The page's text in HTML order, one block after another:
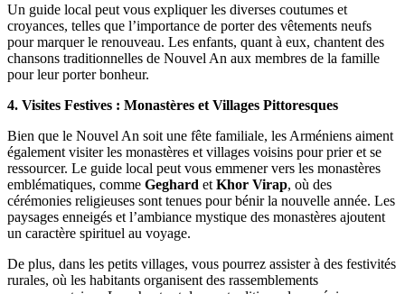
Un guide local peut vous expliquer les diverses coutumes et
croyances, telles que l’importance de porter des vêtements neufs
pour marquer le renouveau. Les enfants, quant à eux, chantent des
chansons traditionnelles de Nouvel An aux membres de la famille
pour leur porter bonheur.
4. Visites Festives : Monastères et Villages Pittoresques
Bien que le Nouvel An soit une fête familiale, les Arméniens aiment
également visiter les monastères et villages voisins pour prier et se
ressourcer. Le guide local peut vous emmener vers les monastères
emblématiques, comme Geghard et Khor Virap, où des
cérémonies religieuses sont tenues pour bénir la nouvelle année. Les
paysages enneigés et l’ambiance mystique des monastères ajoutent
un caractère spirituel au voyage.
De plus, dans les petits villages, vous pourrez assister à des festivités
rurales, où les habitants organisent des rassemblements